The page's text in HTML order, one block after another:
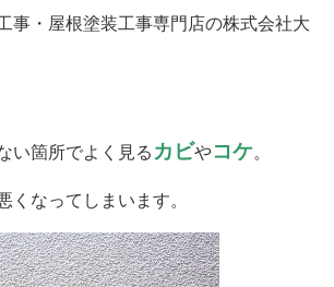
事・屋根塗装工事専門店の株式会社大
い箇所でよく見る カビやコケ。
くなってしまいます。